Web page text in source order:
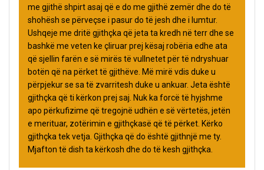
me gjithë shpirt asaj që e do me gjithë zemër dhe do të
shohësh se përveçse i pasur do të jesh dhe i lumtur.
Ushqeje me dritë gjithçka që jeta ta kredh në terr dhe se
bashkë me veten ke çliruar prej kësaj robëria edhe ata
që sjellin farën e së mirës të vullnetet për të ndryshuar
botën që na përket të gjithëve. Më mirë vdis duke u
përpjekur se sa të zvarritesh duke u ankuar. Jeta është
gjithçka që ti kërkon prej saj. Nuk ka forcë të hyjshme
apo përkufizime që tregojnë udhën e së vërtetës, jetën
e merituar, zotërimin e gjithçkasë që të përket. Kërko
gjithçka tek vetja. Gjithçka që do është gjithnjë me ty.
Mjafton të dish ta kërkosh dhe do të kesh gjithçka.